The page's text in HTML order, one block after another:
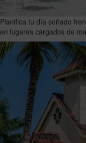
Planifica tu día soñado
en lugares cargados de